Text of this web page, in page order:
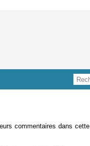
commentaires dans cette